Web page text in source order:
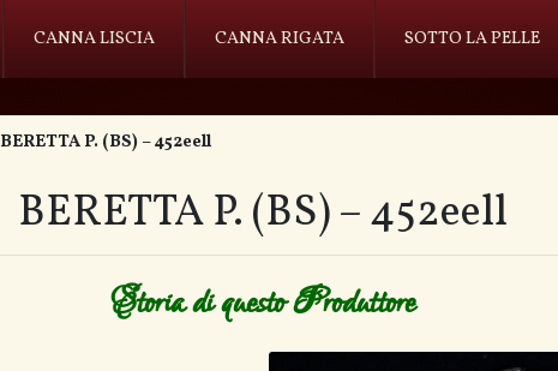
CANNA LISCIA CANNA RIGATA SOTTO LA PELLE
BERETTA P. (BS) – 452eell
BERETTA P. (BS) – 452eell
Storia di questo Produttore